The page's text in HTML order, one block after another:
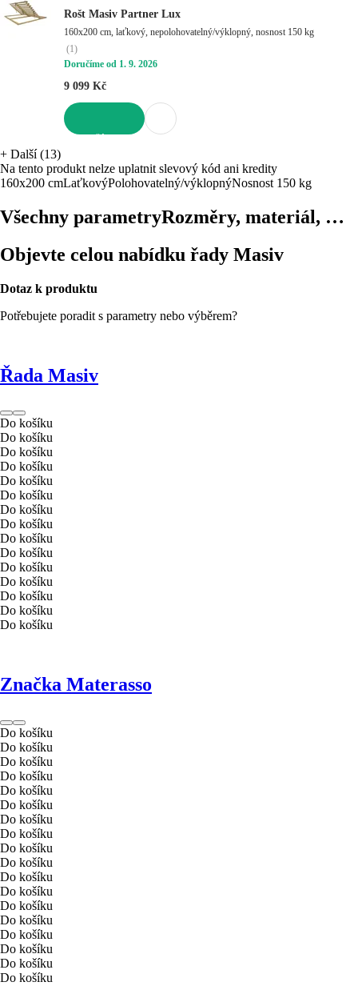
Rošt Masiv Partner Lux
160x200 cm, laťkový, nepolohovatelný/výklopný, nosnost 150 kg
(1)
Doručíme od 1. 9. 2026
9 099 Kč
+ Další (13)
Na tento produkt nelze uplatnit slevový kód ani kredity
160x200 cmLaťkovýPolohovatelný/výklopnýNosnost 150 kg
Všechny parametryRozměry, materiál, …
Objevte celou nabídku řady Masiv
Dotaz k produktu
Potřebujete poradit s parametry nebo výběrem?
Řada Masiv
Do košíku
Do košíku
Do košíku
Do košíku
Do košíku
Do košíku
Do košíku
Do košíku
Do košíku
Do košíku
Do košíku
Do košíku
Do košíku
Do košíku
Do košíku
Značka Materasso
Do košíku
Do košíku
Do košíku
Do košíku
Do košíku
Do košíku
Do košíku
Do košíku
Do košíku
Do košíku
Do košíku
Do košíku
Do košíku
Do košíku
Do košíku
Do košíku
Do košíku
Do košíku